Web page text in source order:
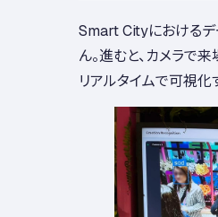
Smart Cityにおけるデ
ん。進むと、カメラで
リアルタイムで可視化